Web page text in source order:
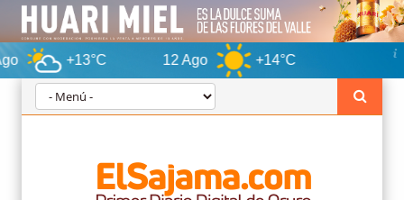
+13°C 12 Ago +14°C